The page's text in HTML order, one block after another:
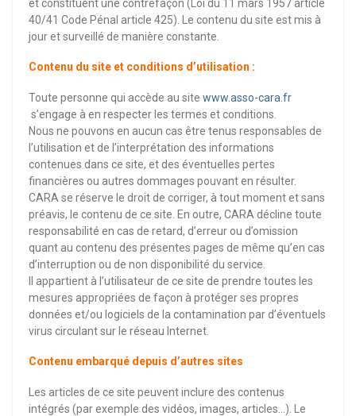
et constituent une contrefaçon (Loi du 11 mars 1957 article
40/41 Code Pénal article 425). Le contenu du site est mis à
jour et surveillé de manière constante.
Contenu du site et conditions d’utilisation :
Toute personne qui accède au site www.asso-cara.fr
s’engage à en respecter les termes et conditions.
Nous ne pouvons en aucun cas être tenus responsables de
l’utilisation et de l’interprétation des informations
contenues dans ce site, et des éventuelles pertes
financières ou autres dommages pouvant en résulter.
CARA se réserve le droit de corriger, à tout moment et sans
préavis, le contenu de ce site. En outre, CARA décline toute
responsabilité en cas de retard, d’erreur ou d’omission
quant au contenu des présentes pages de même qu’en cas
d’interruption ou de non disponibilité du service.
Il appartient à l’utilisateur de ce site de prendre toutes les
mesures appropriées de façon à protéger ses propres
données et/ou logiciels de la contamination par d’éventuels
virus circulant sur le réseau Internet.
Contenu embarqué depuis d’autres sites
Les articles de ce site peuvent inclure des contenus
intégrés (par exemple des vidéos, images, articles…). Le